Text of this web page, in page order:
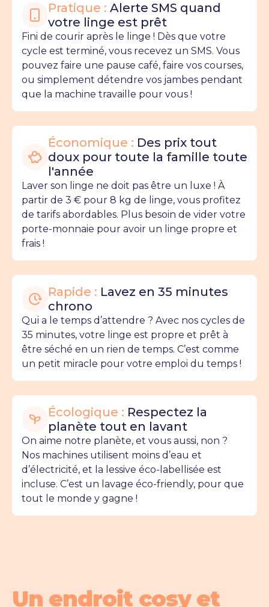
Pratique : Alerte SMS quand
votre linge est prêt
Fini de courir après le linge ! Dès que votre
cycle est terminé, vous recevez un SMS. Vous
pouvez faire une pause café, faire vos courses,
ou simplement détendre vos jambes pendant
que la machine travaille pour vous !
Économique : Des prix tout
doux pour toute la famille toute
l'année
Laver son linge ne doit pas être un luxe ! À
partir de 3 € pour 8 kg de linge, vous profitez
de tarifs abordables. Plus besoin de vider votre
porte-monnaie pour avoir un linge propre et
frais !
Rapide : Lavez en 35 minutes
chrono
Qui a le temps d’attendre ? Avec nos cycles de
35 minutes, votre linge est propre et prêt à
être séché en un rien de temps. C’est comme
un petit miracle pour votre emploi du temps !
Écologique : Respectez la
planète tout en lavant
On aime notre planète, et vous aussi, non ?
Nos machines utilisent moins d’eau et
d’électricité, et la lessive éco-labellisée est
incluse. C’est un lavage éco-friendly, pour que
tout le monde y gagne !
Un endroit cosy et